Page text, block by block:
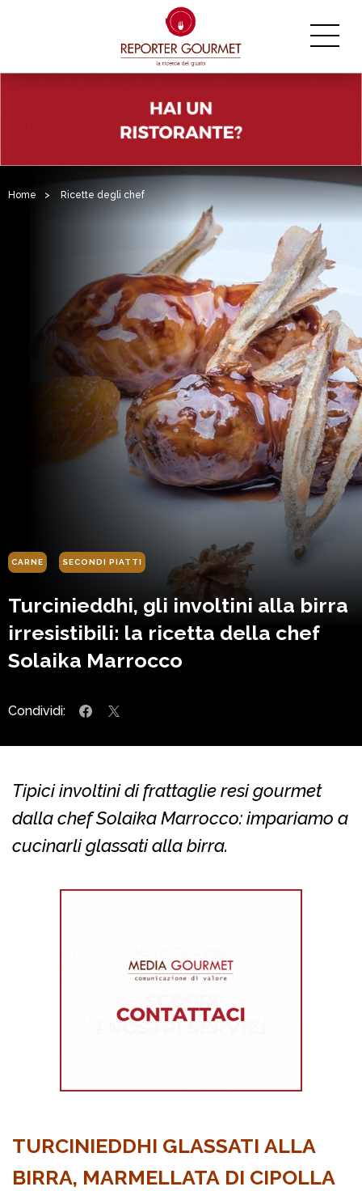
Home > Ricette degli chef
CARNE SECONDI PIATTI
Turcinieddhi, gli involtini alla birra
irresistibili: la ricetta della chef
Solaika Marrocco
Condividi:
Tipici involtini di frattaglie resi gourmet
dalla chef Solaika Marrocco: impariamo a
cucinarli glassati alla birra.
TURCINIEDDHI GLASSATI ALLA
BIRRA, MARMELLATA DI CIPOLLA